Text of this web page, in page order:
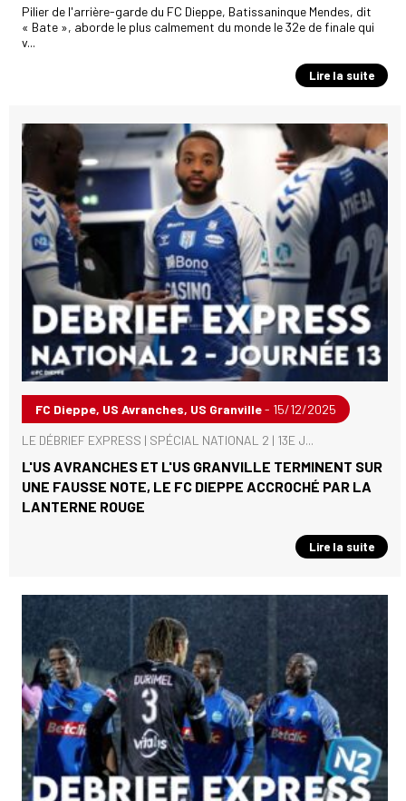
Pilier de l'arrière-garde du FC Dieppe, Batissaninque Mendes, dit
« Bate », aborde le plus calmement du monde le 32e de finale qui
v...
Lire la suite
FC Dieppe, US Avranches, US Granville- 15/12/2025
LE DÉBRIEF EXPRESS | SPÉCIAL NATIONAL 2 | 13E J...
L'US AVRANCHES ET L'US GRANVILLE TERMINENT SUR
UNE FAUSSE NOTE, LE FC DIEPPE ACCROCHÉ PAR LA
LANTERNE ROUGE
Lire la suite